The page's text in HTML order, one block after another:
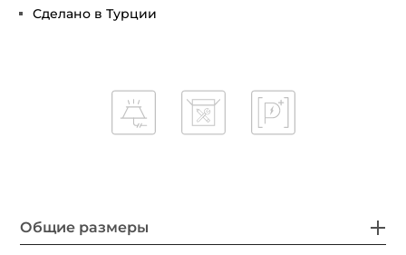
Сделано в Турции
Общие размеры